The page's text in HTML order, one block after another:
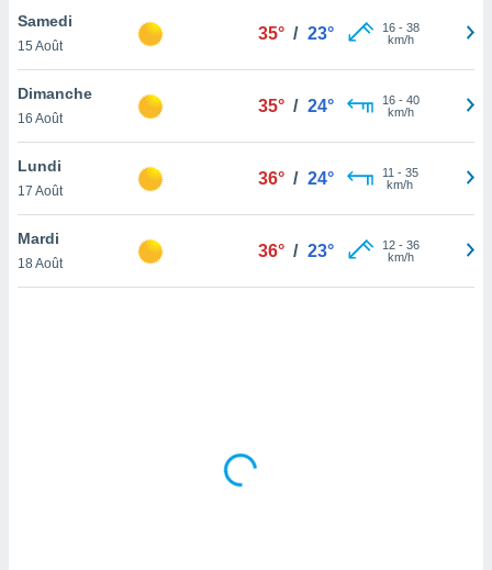
la
du
en
de
Samedi
15 Août
35° / 23° 16- 38
km/h
Dimanche
16 Août
35° / 24° 16- 40
km/h
Lundi
17 Août
36° / 24° 11 - 35
km/h
Mardi
18 Août
36° / 23° 12- 36
km/h